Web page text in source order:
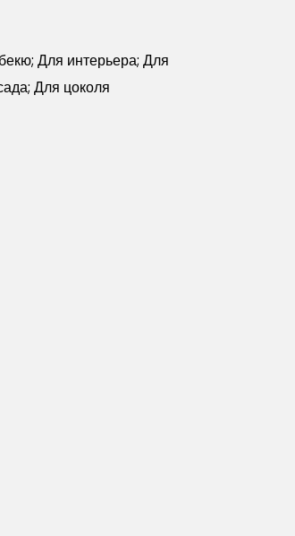
Для интерьера; Для
Для цоколя